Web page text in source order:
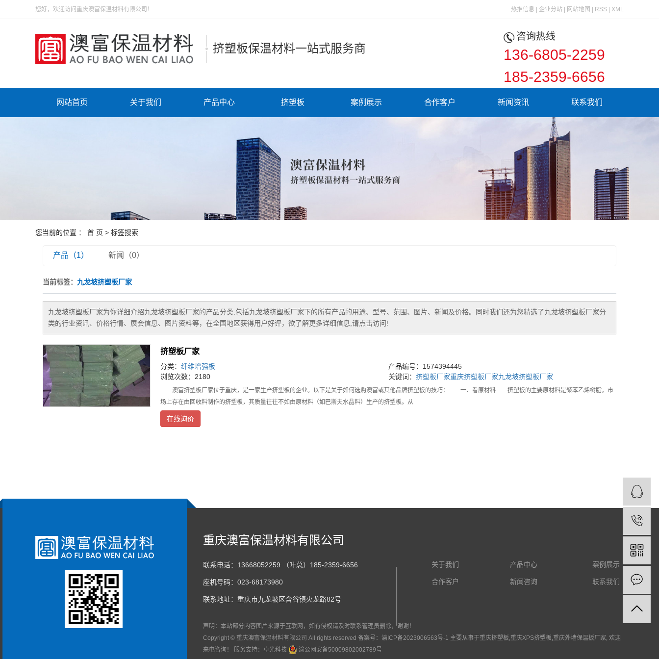
您好，欢迎访问重庆澳富保温材料有限公司！ 热推信息 企业分站 网站地图 RSS XML
挤塑板保温材料一站式服务商
咨询热线
136-6805-2259
185-2359-6656
网站首页 关于我们 产品中心 挤塑板 案例展示 合作客户 新闻资讯 联系我们
您当前的位置 ： 首 页 > 标签搜索
产品（1） 新闻（0）
当前标签： 九龙坡挤塑板厂家
九龙坡挤塑板厂家为你详细介绍九龙坡挤塑板厂家的产品分类,包括九龙坡挤塑板厂家下的所有产品的用途、型号、范围、图片、新闻及价格。同时我们还为您精选了九龙坡挤塑板厂家分
类的行业资讯、价格行情、展会信息、图片资料等，在全国地区获得用户好评，欲了解更多详细信息,请点击访问!
挤塑板厂家
分类： 纤维增强板
产品编号：1574394445
浏览次数：2180
关键词： 挤塑板厂家重庆挤塑板厂家九龙坡挤塑板厂家
澳富挤塑板厂家位于重庆，是一家生产挤塑板的企业。以下是关于如何选购澳富或其他品牌挤塑板的技巧： 一、看原材料 挤塑板的主要原材料是聚苯乙烯树脂。市
场上存在由回收料制作的挤塑板，其质量往往不如由原材料（如巴斯夫水晶料）生产的挤塑板。从
在线询价
重庆澳富保温材料有限公司
联系电话：13668052259 （叶总）185-2359-6656
座机号码：023-68173980
联系地址：重庆市九龙坡区含谷镇火龙路82号
关于我们 产品中心 案例展示
合作客户 新闻咨询 联系我们
声明：本站部分内容图片来源于互联网，如有侵权请及时联系管理员删除，谢谢！
Copyright © 重庆澳富保温材料有限公司 All rights reserved 备案号： 渝ICP备2023006563号-1 主要从事于重庆挤塑板 重庆XPS挤塑板 重庆外墙保温板厂家 , 欢迎
来电咨询！
服务支持： 卓光科技 渝公网安备50009802002789号